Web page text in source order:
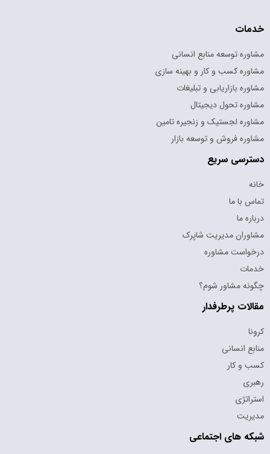
خدمات
مشاوره توسعه منابع انسانی
مشاوره کسب و کار و بهینه سازی
مشاوره بازاریابی و تبلیغات
مشاوره تحول دیجیتال
مشاوره لجستیک و زنجیره تامین
مشاوره فروش و توسعه بازار
دسترسی سریع
خانه
تماس با ما
درباره ما
مشاوران مدیریت شاپرک
درخواست مشاوره
خدمات
چگونه مشاور شوم؟
مقالات پرطرفدار
کرونا
منابع انسانی
کسب و کار
رهبری
استراتژی
مدیریت
شبکه های اجتماعی